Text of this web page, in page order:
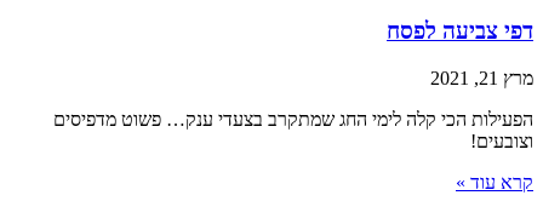
דפי צביעה לפסח
מרץ 21, 2021
הפעילות הכי קלה לימי החג שמתקרב בצעדי ענק… פשוט מדפיסים
וצובעים!
קרא עוד »